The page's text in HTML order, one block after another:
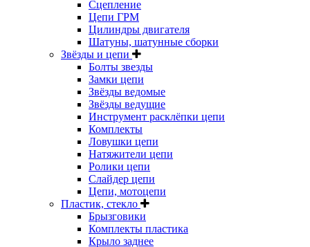
Сцепление
Цепи ГРМ
Цилиндры двигателя
Шатуны, шатунные сборки
Звёзды и цепи
Болты звезды
Замки цепи
Звёзды ведомые
Звёзды ведущие
Инструмент расклёпки цепи
Комплекты
Ловушки цепи
Натяжители цепи
Ролики цепи
Слайдер цепи
Цепи, мотоцепи
Пластик, стекло
Брызговики
Комплекты пластика
Крыло заднее